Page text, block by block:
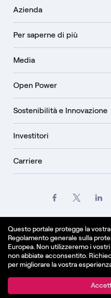
Questo portale protegge la
Regolamento generale sulla
Europea. Non utilizzeremo i
non abbiate acconsentito.
per migliorare la vostra
Azienda
Per saperne di più
Media
Open Power
Sostenibilità e Innovazione
Investitori
Carriere
Informativa sui cookie
Italiano
© Enel Spa All Rights